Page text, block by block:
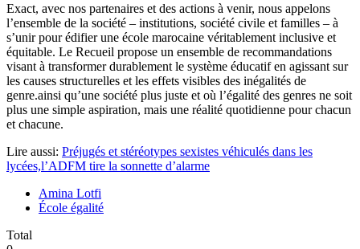
Exact, avec nos partenaires et des actions à venir, nous appelons
l’ensemble de la société – institutions, société civile et familles – à
s’unir pour édifier une école marocaine véritablement inclusive et
équitable. Le Recueil propose un ensemble de recommandations
visant à transformer durablement le système éducatif en agissant sur
les causes structurelles et les effets visibles des inégalités de
genre.ainsi qu’une société plus juste et où l’égalité des genres ne soit
plus une simple aspiration, mais une réalité quotidienne pour chacun
et chacune.
Lire aussi: Préjugés et stéréotypes sexistes véhiculés dans les
lycées,l’ADFM tire la sonnette d’alarme
Amina Lotfi
École égalité
Total